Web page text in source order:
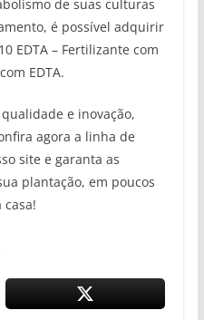
de suas culturas
é possível adquirir
EDTA – Fertilizante com
EDTA.
e inovação,
agora a linha de
site e garanta as
plantação, em poucos